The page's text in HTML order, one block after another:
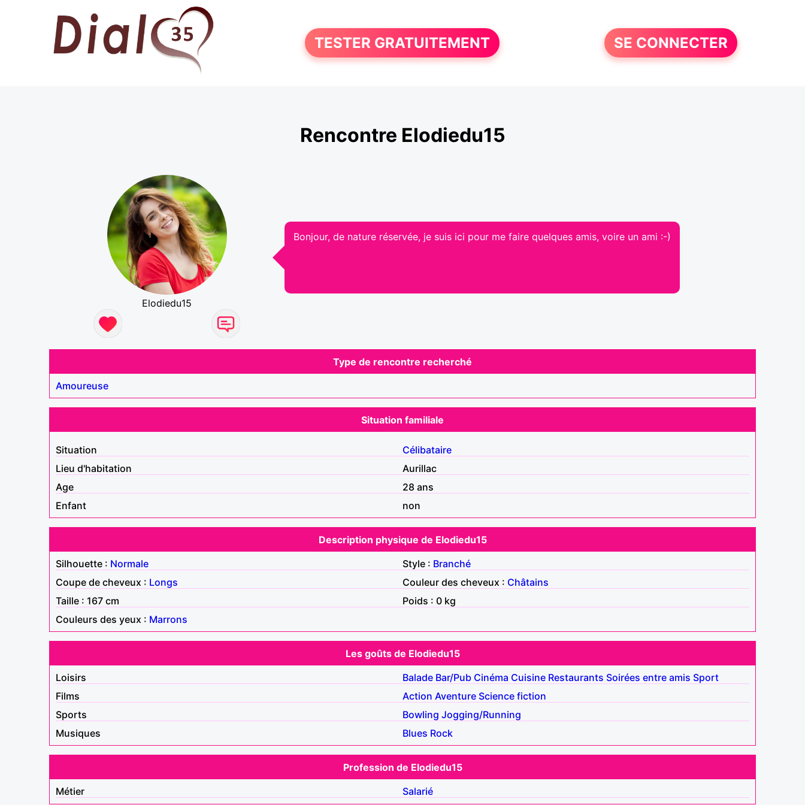
TESTER GRATUITEMENT SE CONNECTER
Rencontre Elodiedu15
Elodiedu15
Bonjour, de nature réservée, je suis ici pour me faire quelques amis, voire un ami :-)
Type de rencontre recherché
Amoureuse
Situation familiale
Situation
Célibataire
Lieu d'habitation
Aurillac
Age
28 ans
Enfant
non
Description physique de Elodiedu15
Silhouette : Normale Style : Branché
Coupe de cheveux : Longs Couleur des cheveux : Châtains
Taille : 167 cm
Poids : 0 kg
Couleurs des yeux : Marrons
Les goûts de Elodiedu15
Loisirs
Balade Bar/Pub Cinéma Cuisine Restaurants Soirées entre amis Sport
Films
Action Aventure Science fiction
Sports
Bowling Jogging/Running
Musiques
Blues Rock
Profession de Elodiedu15
Métier
Salarié